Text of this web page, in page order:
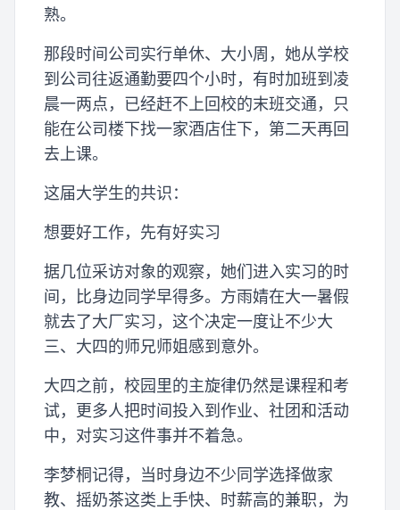
熟。
那段时间公司实行单休、大小周，她从学校
到公司往返通勤要四个小时，有时加班到凌
晨一两点，已经赶不上回校的末班交通，只
能在公司楼下找一家酒店住下，第二天再回
去上课。
这届大学生的共识：
想要好工作，先有好实习
据几位采访对象的观察，她们进入实习的时
间，比身边同学早得多。方雨婧在大一暑假
就去了大厂实习，这个决定一度让不少大
三、大四的师兄师姐感到意外。
大四之前，校园里的主旋律仍然是课程和考
试，更多人把时间投入到作业、社团和活动
中，对实习这件事并不着急。
李梦桐记得，当时身边不少同学选择做家
教、摇奶茶这类上手快、时薪高的兼职，为